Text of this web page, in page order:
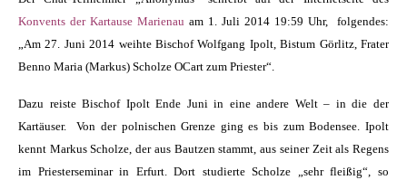
Konvents der Kartause Marienau am 1. Juli 2014 19:59 Uhr, folgendes:
„Am 27. Juni 2014 weihte Bischof Wolfgang Ipolt, Bistum Görlitz, Frater
Benno Maria (Markus) Scholze OCart zum Priester“.
Dazu reiste Bischof Ipolt Ende Juni in eine andere Welt – in die der
Kartäuser. Von der polnischen Grenze ging es bis zum Bodensee. Ipolt
kennt Markus Scholze, der aus Bautzen stammt, aus seiner Zeit als Regens
im Priesterseminar in Erfurt. Dort studierte Scholze „sehr fleißig“, so